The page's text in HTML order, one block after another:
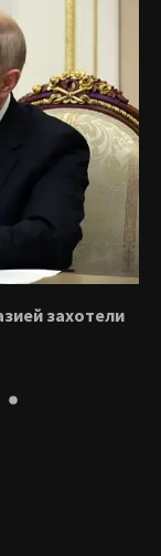
захотели